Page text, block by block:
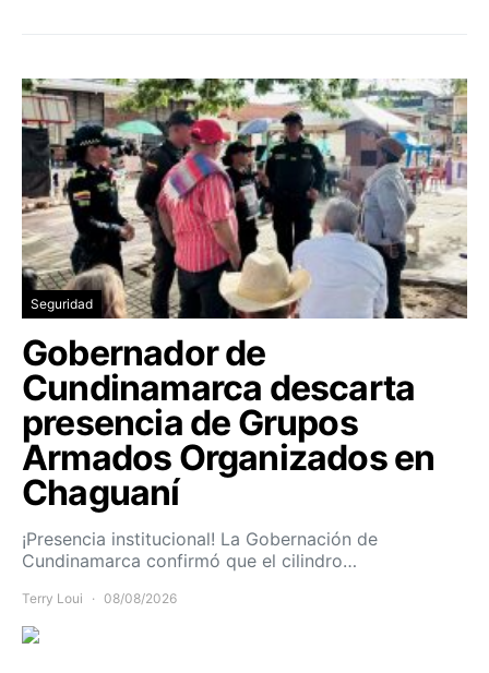
Seguridad
Gobernador de
Cundinamarca descarta
presencia de Grupos
Armados Organizados en
Chaguaní
¡Presencia institucional! La Gobernación de
Cundinamarca confirmó que el cilindro…
Terry Loui 08/08/2026